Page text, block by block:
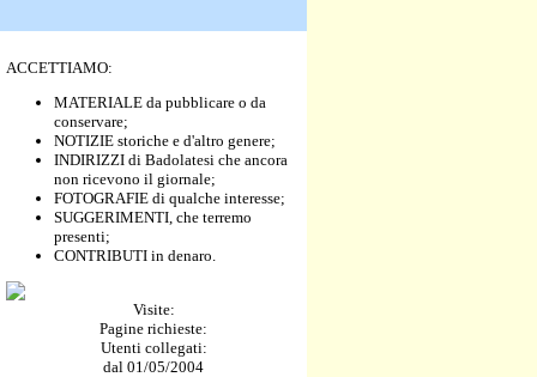
ACCETTIAMO:
MATERIALE da pubblicare o da
conservare;
NOTIZIE storiche e d'altro genere;
INDIRIZZI di Badolatesi che ancora
non ricevono il giornale;
FOTOGRAFIE di qualche interesse;
SUGGERIMENTI, che terremo
presenti;
CONTRIBUTI in denaro.
Visite:
Pagine richieste:
Utenti collegati:
dal 01/05/2004